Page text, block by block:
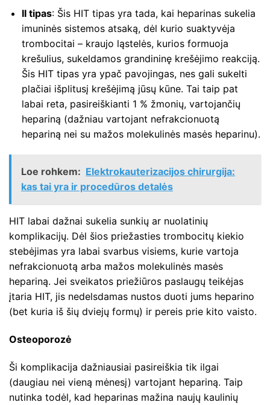
II tipas: Šis HIT tipas yra tada, kai heparinas sukelia
imuninės sistemos atsaką, dėl kurio suaktyvėja
trombocitai – kraujo ląstelės, kurios formuoja
krešulius, sukeldamos grandininę krešėjimo reakciją.
Šis HIT tipas yra ypač pavojingas, nes gali sukelti
plačiai išplitusį krešėjimą jūsų kūne. Tai taip pat
labai reta, pasireiškianti 1 % žmonių, vartojančių
hepariną (dažniau vartojant nefrakcionuotą
hepariną nei su mažos molekulinės masės heparinu).
Loe rohkem: Elektrokauterizacijos chirurgija:
kas tai yra ir procedūros detalės
HIT labai dažnai sukelia sunkių ar nuolatinių
komplikacijų. Dėl šios priežasties trombocitų kiekio
stebėjimas yra labai svarbus visiems, kurie vartoja
nefrakcionuotą arba mažos molekulinės masės
hepariną. Jei sveikatos priežiūros paslaugų teikėjas
įtaria HIT, jis nedelsdamas nustos duoti jums heparino
(bet kuria iš šių dviejų formų) ir pereis prie kito vaisto.
Osteoporozė
Ši komplikacija dažniausiai pasireiškia tik ilgai
(daugiau nei vieną mėnesį) vartojant hepariną. Taip
nutinka todėl, kad heparinas mažina naujų kaulinių